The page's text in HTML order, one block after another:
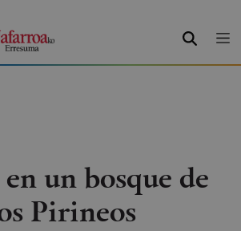
BUSCAR
en un bosque de
Pirineos